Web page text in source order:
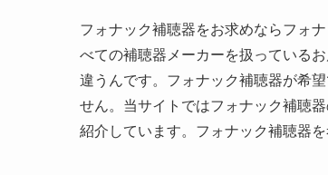
フォナック補聴器をお求めならフォ
べての補聴器メーカーを扱っている
違うんです。フォナック補聴器が希
せん。当サイトではフォナック補聴
紹介しています。フォナック補聴器